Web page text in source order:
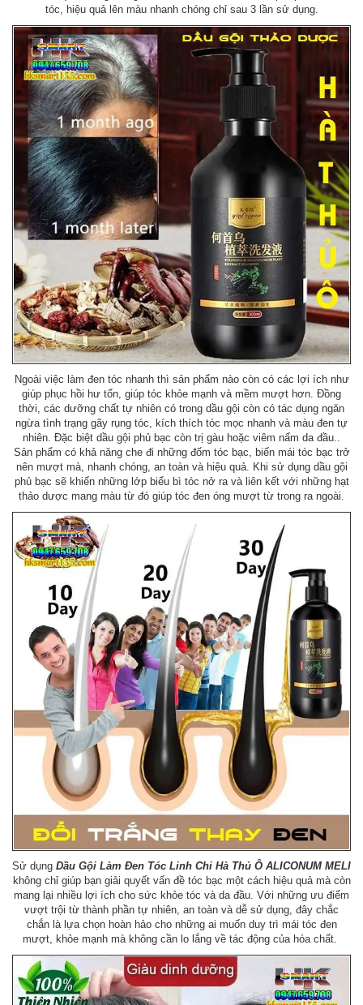
tóc, hiệu quả lên màu nhanh chóng chỉ sau 3 lần sử dụng.
Ngoài việc làm đen tóc nhanh thì sản phẩm nào còn có các lợi ích như
giúp phục hồi hư tổn, giúp tóc khỏe mạnh và mềm mượt hơn. Đồng
thời, các dưỡng chất tự nhiên có trong dầu gội còn có tác dụng ngăn
ngừa tình trạng gãy rụng tóc, kích thích tóc mọc nhanh và màu đen tự
nhiên. Đặc biệt dầu gội phủ bạc còn trị gàu hoặc viêm nấm da đầu..
Sản phẩm có khả năng che đi những đốm tóc bạc, biến mái tóc bạc trở
nên mượt mà, nhanh chóng, an toàn và hiệu quả. Khi sử dụng dầu gội
phủ bạc sẽ khiến những lớp biểu bì tóc nở ra và liên kết với những hạt
thảo dược mang màu từ đó giúp tóc đen óng mượt từ trong ra ngoài.
Sử dụng Dầu Gội Làm Đen Tóc Linh Chi Hà Thủ Ô ALICONUM MELI
không chỉ giúp bạn giải quyết vấn đề tóc bạc một cách hiệu quả mà còn
mang lại nhiều lợi ích cho sức khỏe tóc và da đầu. Với những ưu điểm
vượt trội từ thành phần tự nhiên, an toàn và dễ sử dụng, đây chắc
chắn là lựa chọn hoàn hảo cho những ai muốn duy trì mái tóc đen
mượt, khỏe mạnh mà không cần lo lắng về tác động của hóa chất.